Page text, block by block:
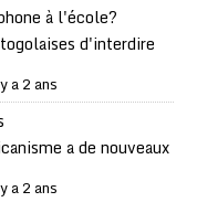
à l'école?
d'interdire
a 2 ans
a de nouveaux
a 2 ans